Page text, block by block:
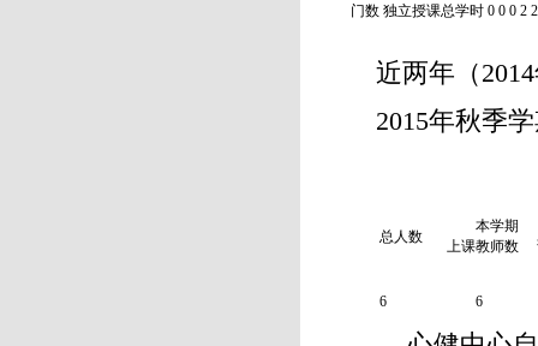
门数 独立授课总学时 0 0 0 2
近两年（
2015年秋季
总人数
本学期
上课教师数
6 6